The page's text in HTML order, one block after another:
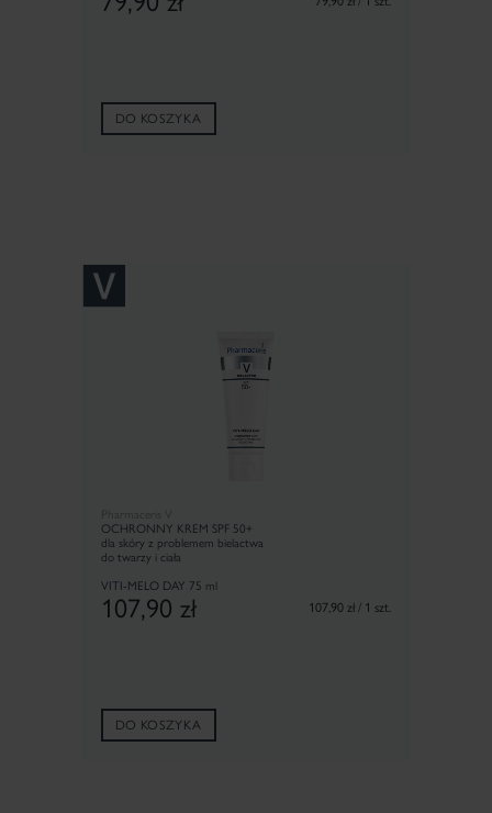
DO KOSZYKA
OCHRONNY KREM SPF 50+
dla skóry z problemem bielactwa
do twarzy i ciała
VITI-MELO DAY 75 ml
107,90 zł 107,90 zł / 1 szt.
DO KOSZYKA